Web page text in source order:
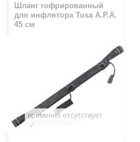
Шланг гофрированный
для инфлятора Tusa A.P.A.
45 см
временно отсутствует